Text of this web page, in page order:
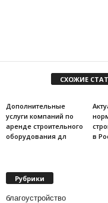
СХОЖИЕ
Дополнительные
услуги компаний по
аренде строительного
оборудования дл
в
Рубрики
благоустройство